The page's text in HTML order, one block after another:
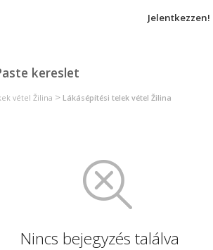
Jelentkezzen!
kereslet
vétel Žilina > Lákásépítési telek vétel Žilina
Nincs bejegyzés találva